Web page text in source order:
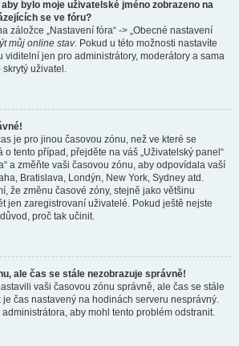
bylo moje uživatelské jméno zobrazeno na
se ve fóru?
záložce „Nastavení fóra“ -> „Obecné nastavení
můj online stav. Pokud u této možnosti nastavíte
viditelní jen pro administrátory, moderátory a sama
uživatel.
je pro jinou časovou zónu, než ve které se
tento případ, přejděte na váš „Uživatelský panel“
a změňte vaši časovou zónu, aby odpovídala vaší
Bratislava, Londýn, New York, Sydney atd.
že změnu časové zóny, stejně jako většinu
jen zaregistrovaní uživatelé. Pokud ještě nejste
proč tak učinit.
ale čas se stále nezobrazuje správně!
vaši časovou zónu správně, ale čas se stále
čas nastavený na hodinách serveru nesprávný.
aby mohl tento problém odstranit.